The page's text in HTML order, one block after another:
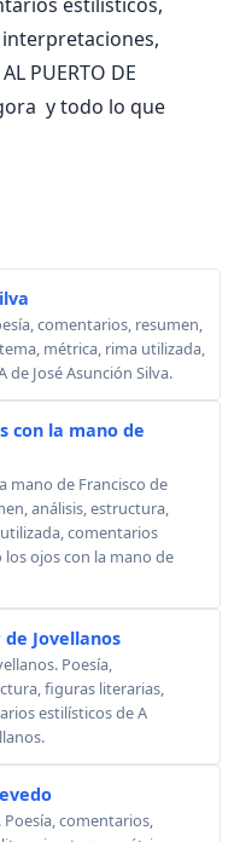
PUERTO DE
y todo lo que
comentarios, resumen,
métrica, rima utilizada,
de José Asunción Silva.
con la mano de
mano de Francisco de
análisis, estructura,
comentarios
ojos con la mano de
de Jovellanos
Poesía,
figuras literarias,
estilísticos de A
comentarios,